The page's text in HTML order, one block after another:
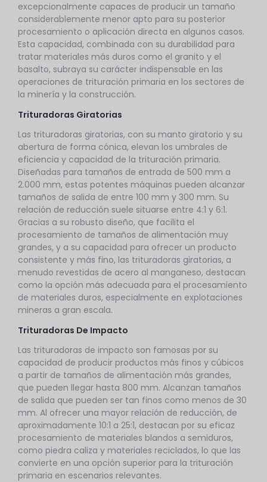
excepcionalmente capaces de producir un tamaño
considerablemente menor apto para su posterior
procesamiento o aplicación directa en algunos casos.
Esta capacidad, combinada con su durabilidad para
tratar materiales más duros como el granito y el
basalto, subraya su carácter indispensable en las
operaciones de trituración primaria en los sectores de
la minería y la construcción.
Trituradoras Giratorias
Las trituradoras giratorias, con su manto giratorio y su
abertura de forma cónica, elevan los umbrales de
eficiencia y capacidad de la trituración primaria.
Diseñadas para tamaños de entrada de 500 mm a
2.000 mm, estas potentes máquinas pueden alcanzar
tamaños de salida de entre 100 mm y 300 mm. Su
relación de reducción suele situarse entre 4:1 y 6:1.
Gracias a su robusto diseño, que facilita el
procesamiento de tamaños de alimentación muy
grandes, y a su capacidad para ofrecer un producto
consistente y más fino, las trituradoras giratorias, a
menudo revestidas de acero al manganeso, destacan
como la opción más adecuada para el procesamiento
de materiales duros, especialmente en explotaciones
mineras a gran escala.
Trituradoras De Impacto
Las trituradoras de impacto son famosas por su
capacidad de producir productos más finos y cúbicos
a partir de tamaños de alimentación más grandes,
que pueden llegar hasta 800 mm. Alcanzan tamaños
de salida que pueden ser tan finos como menos de 30
mm. Al ofrecer una mayor relación de reducción, de
aproximadamente 10:1 a 25:1, destacan por su eficaz
procesamiento de materiales blandos a semiduros,
como piedra caliza y materiales reciclados, lo que las
convierte en una opción superior para la trituración
primaria en escenarios relevantes.